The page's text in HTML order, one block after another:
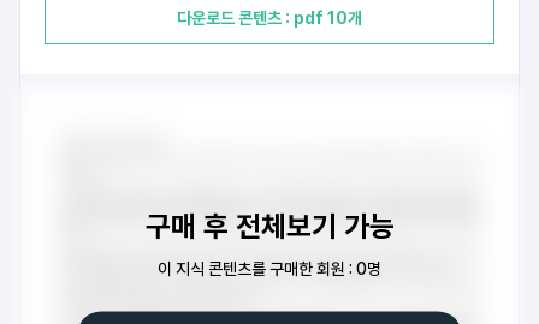
다운로드 콘텐츠 : pdf 10개
구매 후 전체보기 가능
이 지식 콘텐츠를 구매한 회원 : 0명